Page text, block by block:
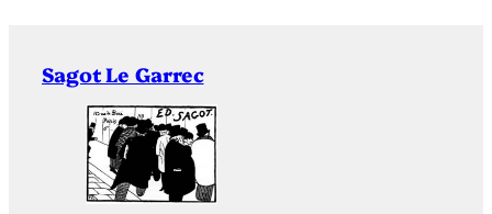
Sagot Le Garrec